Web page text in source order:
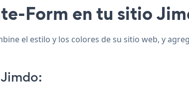
Form en tu sitio
el estilo y los colores de su sitio web, y